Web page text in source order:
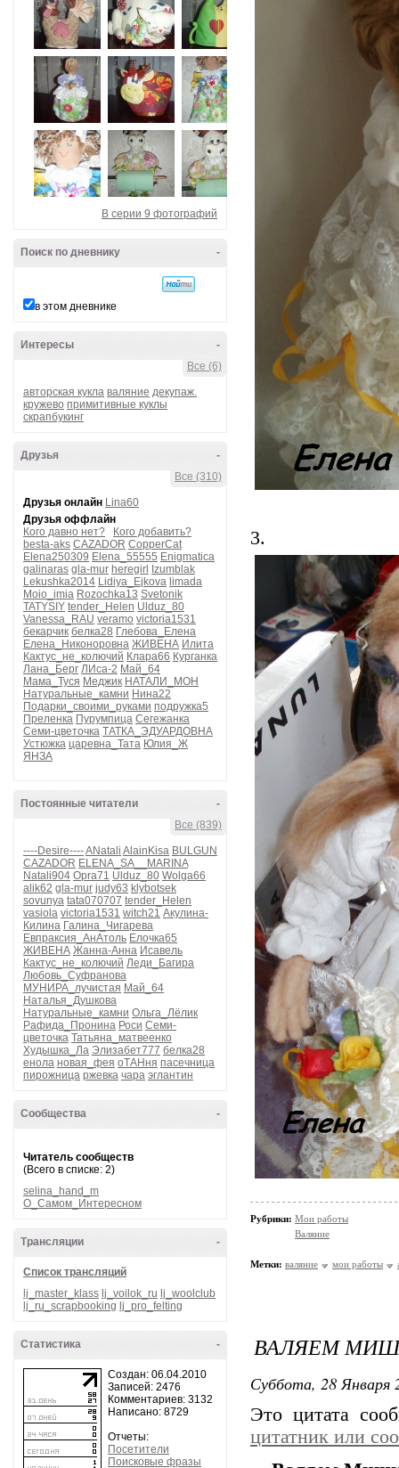
В серии 9 фотографий
-
Поиск по дневнику
в этом дневнике
-
Интересы
Все (6)
авторская кукла валяние декупаж.
кружево примитивные куклы
скрапбукинг
-
Друзья
Все (310)
Друзья онлайн Lina60
Друзья оффлайн
Кого давно нет?
Кого добавить?
besta-aks CAZADOR CopperCat
Elena250309 Elena_55555 Enigmatica
galinaras gla-mur heregirl
Izumblak
Lekushka2014 Lidiya_Ejkova limada
Moio_imia Rozochka13 Svetonik
TATYSIY tender_Helen Ulduz_80
Vanessa_RAU veramo victoria1531
бекарчик белка28 Глебова_Елена
Елена_Никоноровна ЖИВЕНА Илита
Кактус_не_колючий Клара66 Курганка
Лана_Берг ЛИса-2 Май_64
Мама_Туся Меджик НАТАЛИ_МОН
Натуральные_камни Нина22
Подарки_своими_руками подружка5
Преленка Пурумпица Сегежанка
Семи-цветочка ТАТКА_ЭДУАРДОВНА
Устюжка царевна_Тата Юлия_Ж
ЯНЗА
-
Постоянные читатели
Все (839)
----Desire----ANatali AlainKisa BULGUN
CAZADOR ELENA_SA__MARINA
Natali904 Opra71 Ulduz_80 Wolga66
alik62 gla-mur judy63 klybotsek
sovunya tata070707 tender_Helen
vasiola victoria1531 witch21 Акулина-
Килина Галина_Чигарева
Евпраксия_АнАтоль Елочка65
ЖИВЕНА Жанна-Анна Исавель
Кактус_не_колючий Леди_Багира
Любовь_Суфранова
МУНИРА_лучистая Май_64
Наталья_Душкова
Натуральные_камни Ольга_Лёлик
Рафида_Пронина Роси Семи-
цветочка Татьяна_матвеенко
Худышка_Ла Элизабет777 белка28
енола новая_фея оТАНня пасечница
пирожница ржевка чара эглантин
-
Сообщества
Читатель сообществ
(Всего в списке: 2)
selina_hand_m
О_Самом_Интересном
-
Трансляции
Список трансляций
lj_master_klass lj_voilok_ru lj_woolclub
lj_ru_scrapbooking lj_pro_felting
-
Статистика
Создан: 06.04.2010
Записей: 2476
Комментариев: 3132
Написано: 8729
Отчеты:
Посетители
Поисковые фразы
3.
Рубрики: Мои работы
Валяние
Метки: валяние мои работы
ВАЛЯЕМ
Суббота, 28 Января
Это цитата
цитатник или